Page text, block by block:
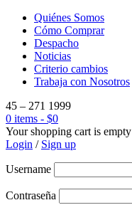
Quiénes Somos
Cómo Comprar
Despacho
Noticias
Criterio cambios
Trabaja con Nosotros
45 – 271 1999
0 items - $0
Your shopping cart is empty
Login / Sign up
Username
Contraseña